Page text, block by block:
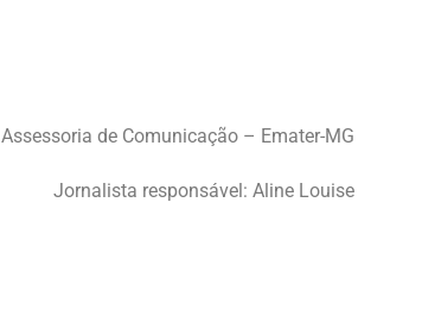
Assessoria de Comunicação – Emater-MG
Jornalista responsável: Aline Louise